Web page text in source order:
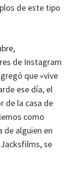
de este tipo
de Instagram
que «vive
ese día, el
de la casa de
como
de alguien en
se